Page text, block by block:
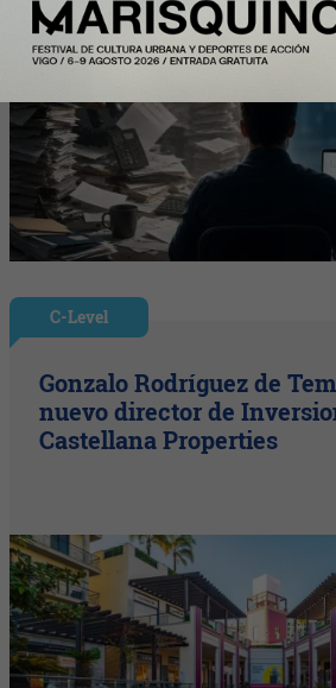
C-Level
Gonzalo Rodríguez de
nuevo director de
Castellana Properties